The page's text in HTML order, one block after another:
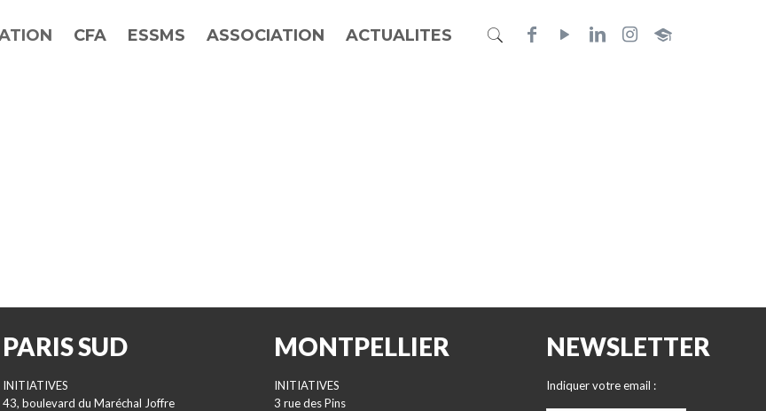
CFA ESSMS ASSOCIATION ACTUALITES
PARIS SUD
INITIATIVES
43, boulevard du Maréchal Joffre
MONTPELLIER
INITIATIVES
3 rue des Pins
NEWSLETTER
Indiquer votre email :